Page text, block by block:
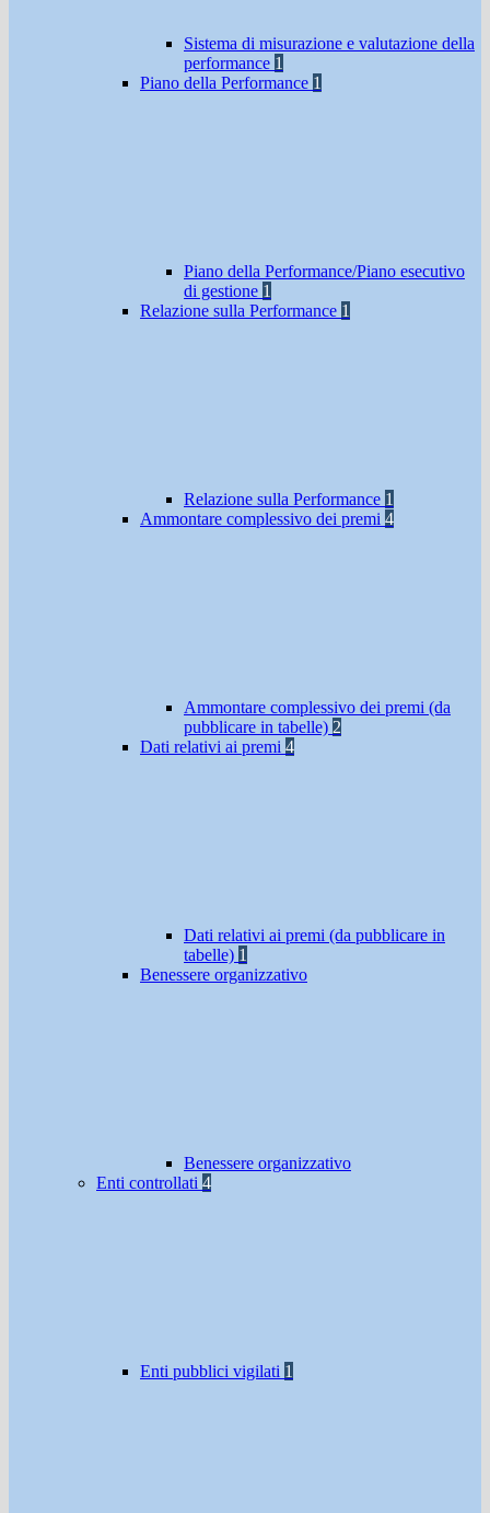
Sistema di misurazione e valutazione della
performance 1
Piano della Performance 1
Piano della Performance/Piano esecutivo
di gestione 1
Relazione sulla Performance 1
Relazione sulla Performance 1
Ammontare complessivo dei premi 4
Ammontare complessivo dei premi (da
pubblicare in tabelle) 2
Dati relativi ai premi 4
Dati relativi ai premi (da pubblicare in
tabelle) 1
Benessere organizzativo
Benessere organizzativo
Enti controllati 4
Enti pubblici vigilati 1